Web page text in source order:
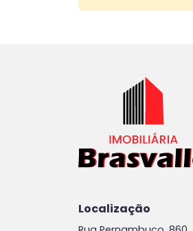
Localização